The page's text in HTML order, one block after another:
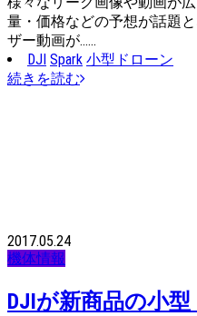
量・価格などの予想が話題
ザー動画が……
DJI Spark 小型ドローン
続きを読む
2017.05.24
機体情報
DJIが新商品の小